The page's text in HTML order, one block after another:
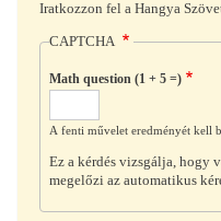
Iratkozzon fel a Hangya
CAPTCHA
Math question (1 + 5 =)
A fenti művelet eredményét kell
Ez a kérdés vizsgálja, hogy
megelőzi az automatikus